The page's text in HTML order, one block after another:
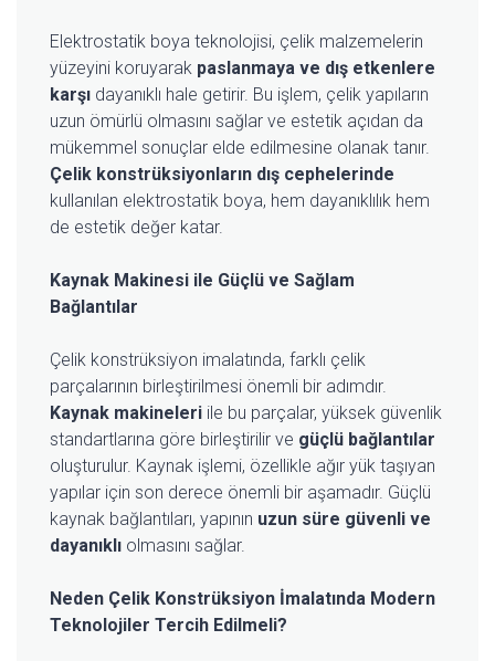
Elektrostatik boya teknolojisi, çelik malzemelerin
yüzeyini koruyarak paslanmaya ve dış etkenlere
karşı dayanıklı hale getirir. Bu işlem, çelik yapıların
uzun ömürlü olmasını sağlar ve estetik açıdan da
mükemmel sonuçlar elde edilmesine olanak tanır.
Çelik konstrüksiyonların dış cephelerinde
kullanılan elektrostatik boya, hem dayanıklılık hem
de estetik değer katar.
Kaynak Makinesi ile Güçlü ve Sağlam
Bağlantılar
Çelik konstrüksiyon imalatında, farklı çelik
parçalarının birleştirilmesi önemli bir adımdır.
Kaynak makineleri ile bu parçalar, yüksek güvenlik
standartlarına göre birleştirilir ve güçlü bağlantılar
oluşturulur. Kaynak işlemi, özellikle ağır yük taşıyan
yapılar için son derece önemli bir aşamadır. Güçlü
kaynak bağlantıları, yapının uzun süre güvenli ve
dayanıklı olmasını sağlar.
Neden Çelik Konstrüksiyon İmalatında Modern
Teknolojiler Tercih Edilmeli?